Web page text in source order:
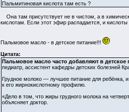
Пальмитиновая кислота там есть ?
Она там присутствует не в чистом, а в
кислотам. Если этот эфир распадается, и
Пальмовое масло - в детское питание!!!
Цитата:
Пальмовое масло часто добавляют в детское
педиатр, ассистент кафедры детских болезней
Грудное молоко — лучшее питание для ребёнка,
к его жирнокислотному профилю.
«Дело в том, что жиры грудного молока на
объясняет доктор.